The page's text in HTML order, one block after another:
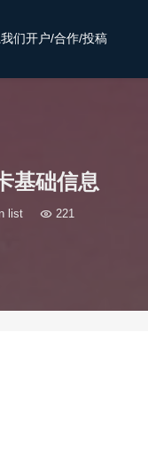
们开户/合作/投稿
基础信息
list 221